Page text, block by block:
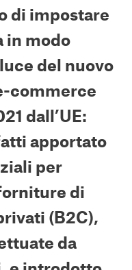
di impostare
in modo
del nuovo
commerce
dall’UE:
apportato
per
di
(B2C),
da